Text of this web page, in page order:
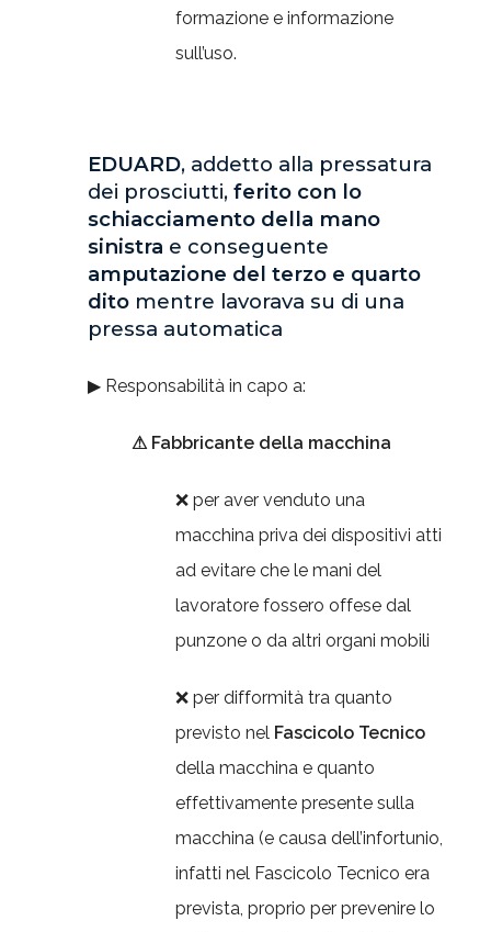
formazione e informazione
sull’uso.
EDUARD, addetto alla pressatura
dei prosciutti, ferito con lo
schiacciamento della mano
sinistra e conseguente
amputazione del terzo e quarto
dito mentre lavorava su di una
pressa automatica
▶ Responsabilità in capo a:
⚠ Fabbricante della macchina
❌ per aver venduto una
macchina priva dei dispositivi atti
ad evitare che le mani del
lavoratore fossero offese dal
punzone o da altri organi mobili
❌ per difformità tra quanto
previsto nel Fascicolo Tecnico
della macchina e quanto
effettivamente presente sulla
macchina (e causa dell’infortunio,
infatti nel Fascicolo Tecnico era
prevista, proprio per prevenire lo